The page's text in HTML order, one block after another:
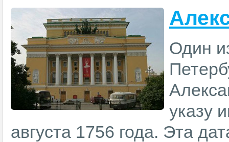
Один
указу
августа 1756 года. Эта